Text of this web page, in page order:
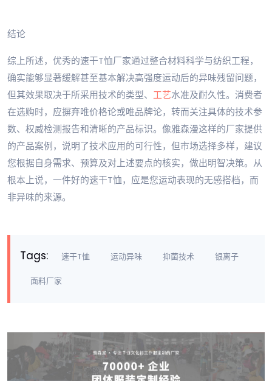
结论
综上所述，优秀的速干T恤厂家通过整合材料科学与纺织工程，
确实能够显著缓解甚至基本解决高强度运动后的异味残留问题，
但其效果取决于所采用技术的类型、 工艺水准及耐久性。消费者
在选购时，应摒弃唯价格论或唯品牌论，转而关注具体的技术参
数、权威检测报告和清晰的产品标识。像雅森漫这样的厂家提供
的产品案例，说明了技术应用的可行性，但市场选择多样，建议
您根据自身需求、预算及对上述要点的核实，做出明智决策。从
根本上说，一件好的速干T恤，应是您运动表现的无感搭档，而
非异味的来源。
Tags: 速干T恤 运动异味 抑菌技术 银离子
面料厂家